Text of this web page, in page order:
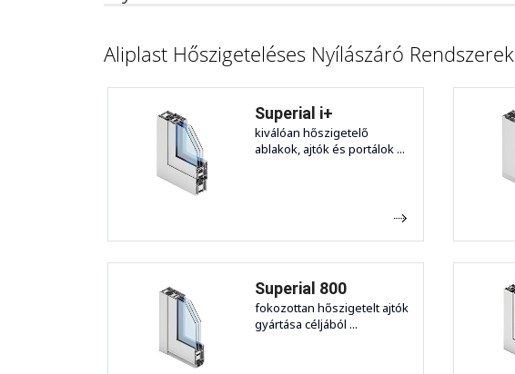
Aliplast Hőszigeteléses Nyílászáró Rendszerek
Superial i+
kiválóan hőszigetelő
ablakok, ajtók és portálok ...
Superial 800
fokozottan hőszigetelt ajtók
gyártása céljából ...